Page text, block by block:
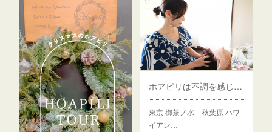
ホアピリは不調を感じた時の駆け込み寺
東京 御茶ノ水 秋葉原 ハワ
イアン…